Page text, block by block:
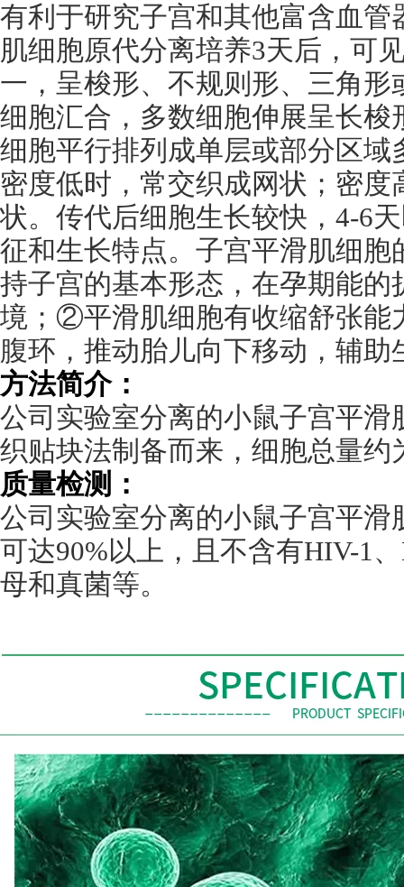
有利于研究子宫和其他富含血
肌细胞原代分离培养3天后，可
一，呈梭形、不规则形、三角
细胞汇合，多数细胞伸展呈长
细胞平行排列成单层或部分区
密度低时，常交织成网状；密
状。传代后细胞生长较快， 4-6
征和生长特点。子宫平滑肌细
持子宫的基本形态，在孕期能
境；②平滑肌细胞有收缩舒张能
腹环，推动胎儿向下移动，辅助
方法简介：
公司实验室分离的小鼠子宫平滑
织贴块法制备而来，细胞总量约
质量检测：
公司实验室分离的小鼠子宫平滑
可达90%以上，且不含有HIV-1、
母和真菌等。